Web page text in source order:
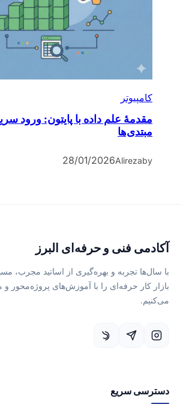
کامپیوتر
مقدمۀ علم داده با پایتون: ورود
مبتدی‌ها
by
Alireza
28/01/2026
آکادمی فنی و حرفه‌ای البرز
با سال‌ها تجربه و بهره‌گیری از اساتید مجرب،
بازار کار حرفه‌ای را با آموزش‌های پروژه‌محور و
می‌کنیم.
دسترسی سریع